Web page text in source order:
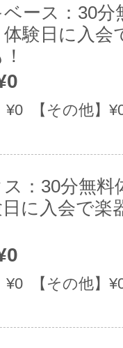
パーティー
合宿、秋の
、クリスマ
ティーイベ
がえのな
オシャレな
味しいコー
ごすことも
ベース：30
体験日に入会
¥0 【その他】
ス：30分無
に入会で楽
¥0 【その他】